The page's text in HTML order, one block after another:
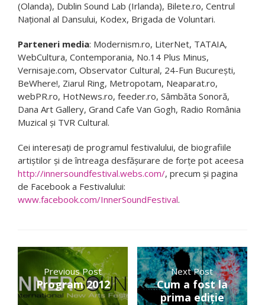
(Olanda), Dublin Sound Lab (Irlanda), Bilete.ro, Centrul
Naţional al Dansului, Kodex, Brigada de Voluntari.
Parteneri media: Modernism.ro, LiterNet, TATAIA,
WebCultura, Contemporania, No.14 Plus Minus,
Vernisaje.com, Observator Cultural, 24-Fun Bucureşti,
BeWhere!, Ziarul Ring, Metropotam, Neaparat.ro,
webPR.ro, HotNews.ro, feeder.ro, Sâmbăta Sonoră,
Dana Art Gallery, Grand Cafe Van Gogh, Radio România
Muzical și TVR Cultural.
Cei interesați de programul festivalului, de biografiile
artiștilor și de întreaga desfășurare de forțe pot aceesa
http://innersoundfestival.webs.com/, precum și pagina
de Facebook a Festivalului:
www.facebook.com/InnerSoundFestival.
Previous Post
Program 2012
Next Post
Cum a fost la
prima ediţie